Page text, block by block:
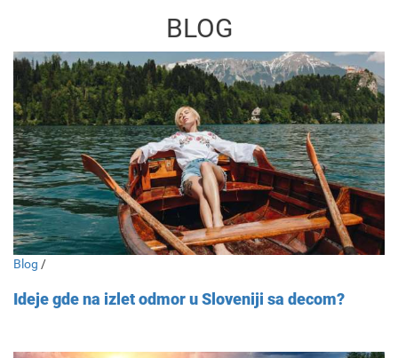
BLOG
Blog /
Ideje gde na izlet odmor u Sloveniji sa decom?